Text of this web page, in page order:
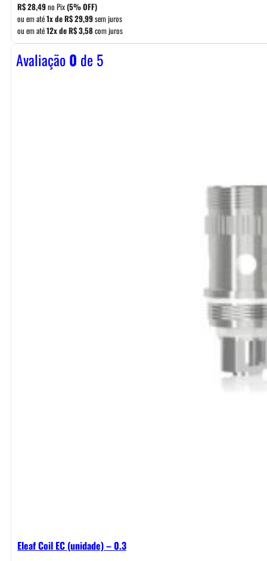
R$28,49no Pix(5% OFF)
ou em até1x deR$29,99sem juros
ou em até12x deR$3,58com juros
Avaliação0 de 5
Eleaf Coil EC (unidade) – 0.3